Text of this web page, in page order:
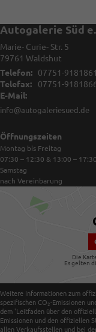
Autogalerie Süd
Marie- Curie- Str. 5
79761 Waldshut
Telefon:
07751-9181861
Telefax:
07751-
E-Mail:
info@autogaleriesued.de
Öffnungszeiten
Montag bis Freitag
07:30 – 12:30 & 13:00 – 17:30
Samstag
nach Vereinbarung
Die
Es gelten
Weitere Informationen zum
spezifischen CO 2-Emissionen
dem 'Leitfaden über den
Emissionen und den offiziellen
allen Verkaufsstellen und bei